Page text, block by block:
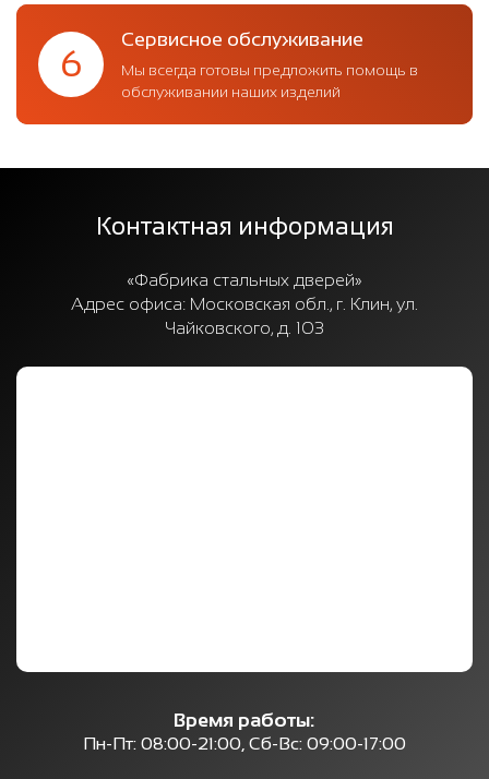
6
Сервисное обслуживание
Мы всегда готовы предложить помощь в
обслуживании наших изделий
Контактная информация
«Фабрика стальных дверей»
Адрес офиса: Московская обл., г. Клин, ул.
Чайковского, д. 103
Время работы:
Пн-Пт: 08:00-21:00, Сб-Вс: 09:00-17:00